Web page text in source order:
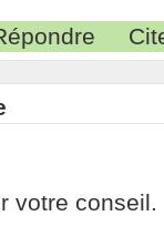
votre conseil.